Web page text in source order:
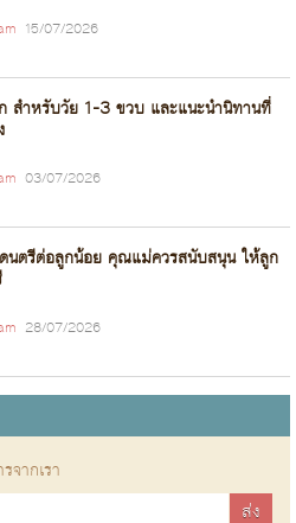
15/07/2026
สำหรับวัย 1-3 ขวบ และแนะนำนิทานที่
03/07/2026
นตรีต่อลูกน้อย คุณแม่ควรสนับสนุน ให้ลูก
28/07/2026
จากเรา